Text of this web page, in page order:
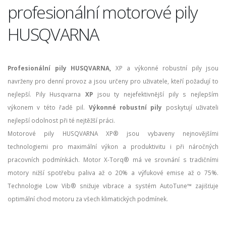
profesionální motorové pily
HUSQVARNA
Profesionální pily HUSQVARNA,
XP a výkonné robustní pily jsou
navrženy pro denní provoz a jsou určeny pro uživatele, kteří požadují to
nejlepší. Pily Husqvarna XP jsou ty nejefektivnější pily s nejlepším
výkonem v této řadě pil. Výkonné robustní pily poskytují uživateli
nejlepší odolnost při té nejtěžší práci.
Motorové pily HUSQVARNA XP® jsou vybaveny nejnovějšími
technologiemi pro maximální výkon a produktivitu i při náročných
pracovních podmínkách. Motor X-Torq® má ve srovnání s tradičními
motory nižší spotřebu paliva až o 20% a výfukové emise až o 75%.
Technologie Low Vib® snižuje vibrace a systém AutoTune™ zajišťuje
optimální chod motoru za všech klimatických podmínek.